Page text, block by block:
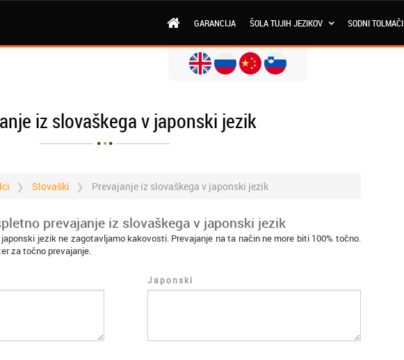
GARANCIJA ŠOLA TUJIH JEZIKOV SODNI TOLMAČI
iz slovaškega v japonski jezik
Slovaški Prevajanje iz slovaškega v japonski jezik
prevajanje iz slovaškega v japonski jezik
jezik ne zagotavljamo kakovosti. Prevajanje na ta način ne more biti 100% točno.
za točno prevajanje.
Japonski